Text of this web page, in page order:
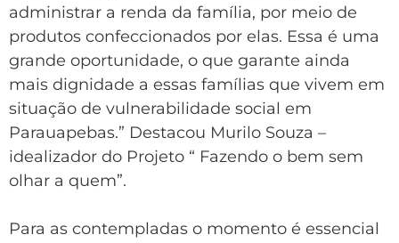
administrar a renda da família, por meio de
produtos confeccionados por elas. Essa é uma
grande oportunidade, o que garante ainda
mais dignidade a essas famílias que vivem em
situação de vulnerabilidade social em
Parauapebas.” Destacou Murilo Souza –
idealizador do Projeto “ Fazendo o bem sem
olhar a quem”.
Para as contempladas o momento é essencial